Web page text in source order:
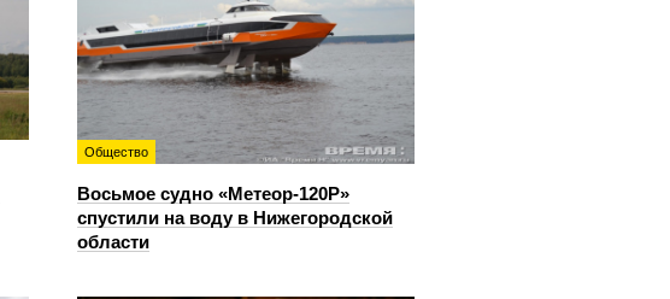
Общество
Восьмое судно «Метеор-120Р»
спустили на воду в Нижегородской
области